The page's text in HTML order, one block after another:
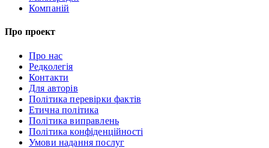
Компаній
Про проект
Про нас
Редколегія
Контакти
Для авторів
Політика перевірки фактів
Етична політика
Політика виправлень
Політика конфіденційності
Умови надання послуг